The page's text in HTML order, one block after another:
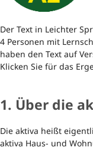
Der Text in Leichter
4 Personen mit
haben den Text auf
Klicken Sie für das
1. Über die
Die aktiva heißt
aktiva Haus- und